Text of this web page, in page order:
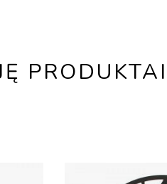
PRODUKTAI